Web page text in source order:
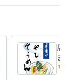
店内
ます
のメ